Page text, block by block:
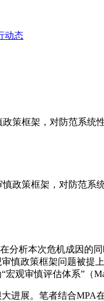
动态
策框架，对防范系统
策框架，对防范系
本次危机成因的同
政策框架问题被提
审慎评估体系”（
展。笔者结合MPA在